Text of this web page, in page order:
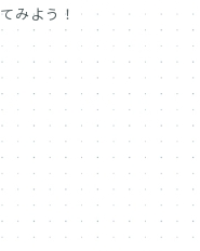
みよう！